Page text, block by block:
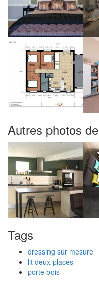
Autres photos de
Tags
dressing sur mesure
lit deux places
porte bois